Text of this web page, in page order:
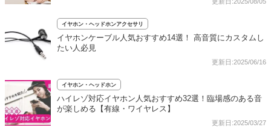
イヤホン・ヘッドホンアクセサリ
イヤホンケーブル人気おすすめ14選！ 高音質にカスタムし
たい人必見
更新日:2025/06/16
イヤホン・ヘッドホン
ハイレゾ対応イヤホン人気おすすめ32選！臨場感のある音
が楽しめる【有線・ワイヤレス】
更新日:2025/03/27